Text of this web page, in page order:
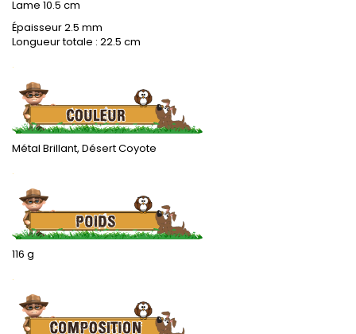
Lame 10.5 cm
Épaisseur 2.5 mm
Longueur totale : 22.5 cm
.
Métal Brillant, Désert Coyote
.
116 g
.